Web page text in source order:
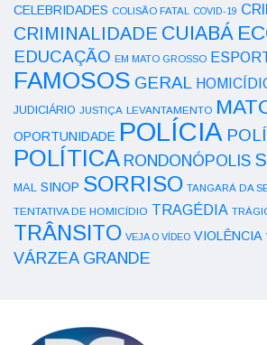
CELEBRIDADES COLISÃO FATAL COVID-19
CRIMINALIDADE CUIABÁ
EDUCAÇÃO EM MATO GROSSO
FAMOSOS GERAL
JUDICIÁRIO JUSTIÇA LEVANTAMENTO
OPORTUNIDADE POLÍCIA
POLÍTICA RONDONÓPOLIS
MAL SINOP SORRISO TANGARÁ DA
TENTATIVA DE HOMICÍDIO TRAGÉDIA
TRÂNSITO VEJA O VÍDEO VIOLÊNCIA
VÁRZEA GRANDE